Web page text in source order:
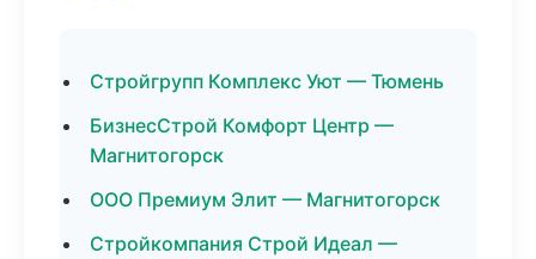
Стройгрупп Комплекс Уют — Тюмень
БизнесСтрой Комфорт Центр —
Магнитогорск
ООО Премиум Элит — Магнитогорск
Стройкомпания Строй Идеал —